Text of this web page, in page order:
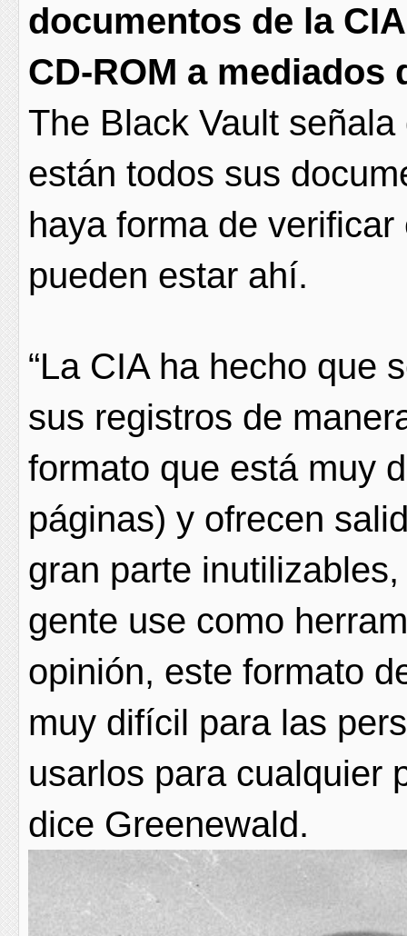
documentos de la
CD-ROM a mediados
The Black Vault
están todos sus
haya forma de
pueden estar ahí.
“La CIA ha hecho que
sus registros de
formato que está muy
páginas) y ofrecen
gran parte
gente use como
opinión, este formato
muy difícil para las
usarlos para cualquier
dice Greenewald.